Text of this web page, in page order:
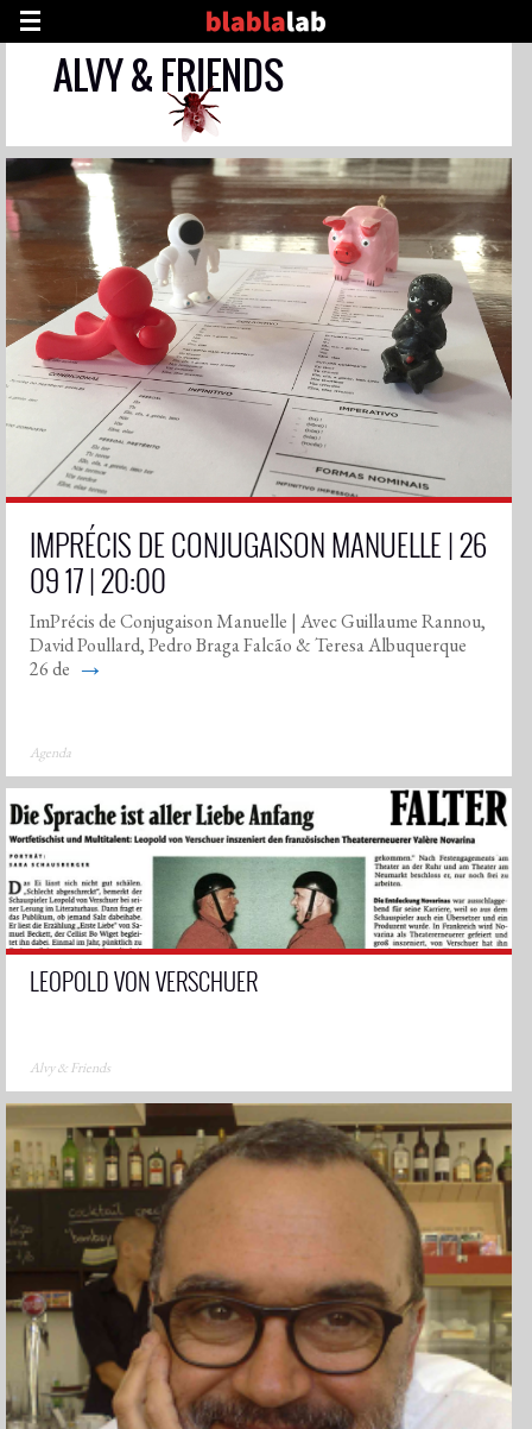
ALVY & FRIENDS
IMPRÉCIS DE CONJUGAISON MANUELLE | 26
09 17 | 20:00
ImPrécis de Conjugaison Manuelle | Avec Guillaume Rannou,
David Poullard, Pedro Braga Falcão & Teresa Albuquerque
26 de →
Agenda
LEOPOLD VON VERSCHUER
Alvy & Friends